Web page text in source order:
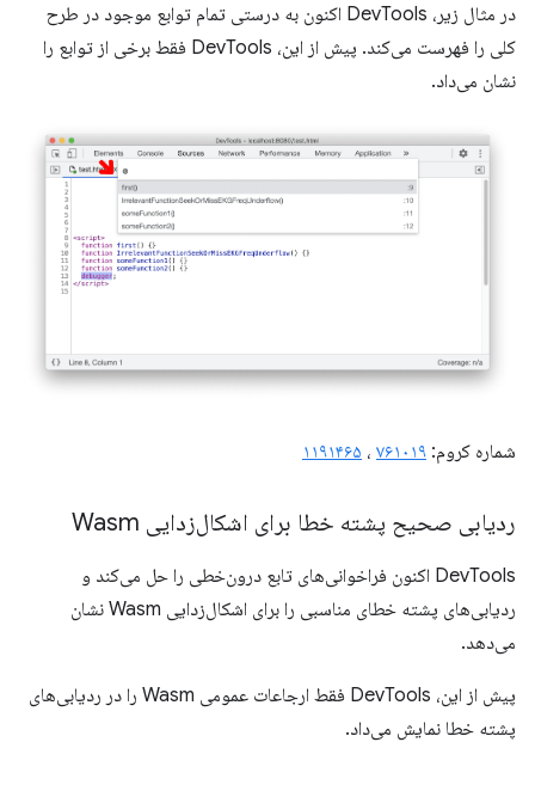
در مثال زیر، DevTools اکنون به درستی تمام توابع موجود در طرح
کلی را فهرست می‌کند. پیش از این، DevTools فقط برخی از توابع را
نشان می‌داد.
شماره کروم: ۷۶۱۰۱۹ ، ۱۱۹۱۴۶۵
ردیابی صحیح پشته خطا برای اشکال‌زدایی Wasm
DevTools اکنون فراخوانی‌های تابع درون‌خطی را حل می‌کند و
ردیابی‌های پشته خطای مناسبی را برای اشکال‌زدایی Wasm نشان
می‌دهد.
پیش از این، DevTools فقط ارجاعات عمومی Wasm را در ردیابی‌های
پشته خطا نمایش می‌داد.